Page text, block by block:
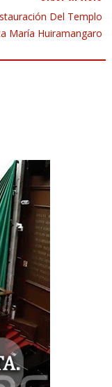
Del Templo
María Huiramangaro